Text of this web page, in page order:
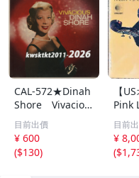
CAL-572★Dinah
Shore Vivaciou
目前出價
¥ 600
($130)
【
Pink
vin
ky
ht
クト
目前
¥
(